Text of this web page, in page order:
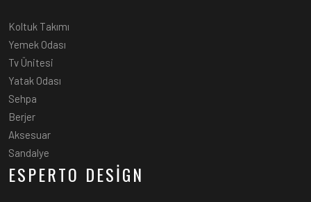
Koltuk Takımı
Yemek Odası
Tv Ünitesi
Yatak Odası
Sehpa
Berjer
Aksesuar
Sandalye
ESPERTO DESİGN